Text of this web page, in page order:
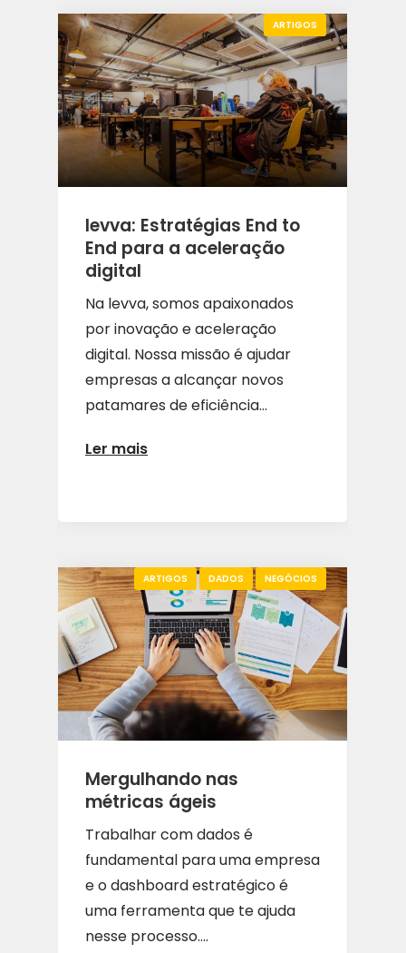
ARTIGOS
levva: Estratégias End to
End para a aceleração
digital
Na levva, somos apaixonados
por inovação e aceleração
digital. Nossa missão é ajudar
empresas a alcançar novos
patamares de eficiência...
Ler mais
ARTIGOS DADOS NEGÓCIOS
Mergulhando nas
métricas ágeis
Trabalhar com dados é
fundamental para uma empresa
e o dashboard estratégico é
uma ferramenta que te ajuda
nesse processo....